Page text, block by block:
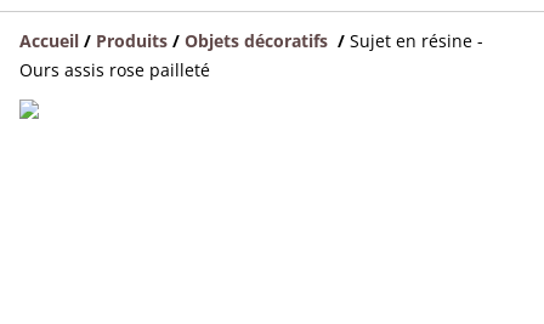
Accueil / Produits / Objets décoratifs / Sujet en résine -
Ours assis rose pailleté